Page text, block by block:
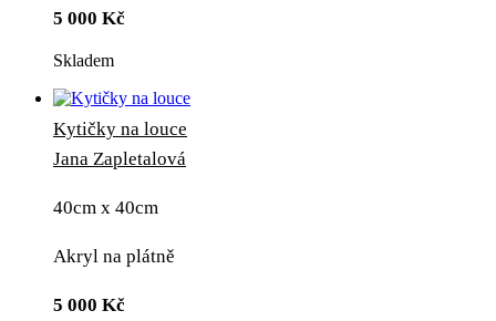
5 000 Kč
Skladem
Kytičky na louce
Jana Zapletalová
40cm x 40cm
Akryl na plátně
5 000 Kč